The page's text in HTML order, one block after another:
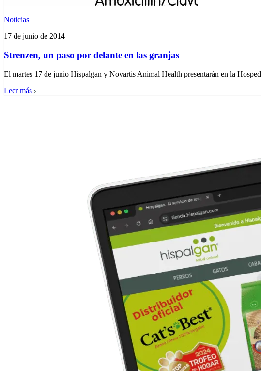
Noticias
17 de junio de 2014
Strenzen, un paso por delante en las granjas
El martes 17 de junio Hispalgan y Novartis Animal Health presentarán en la
Leer más